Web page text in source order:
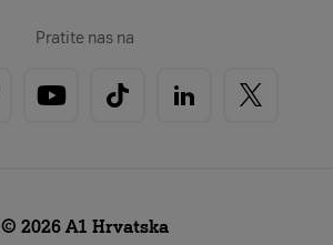
Pratite nas na
© 2026 A1 Hrvatska